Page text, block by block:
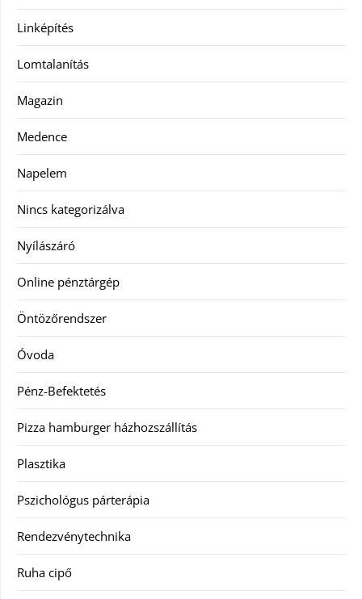
Linképítés
Lomtalanítás
Magazin
Medence
Napelem
Nincs kategorizálva
Nyílászáró
Online pénztárgép
Öntözőrendszer
Óvoda
Pénz-Befektetés
Pizza hamburger házhozszállítás
Plasztika
Pszichológus párterápia
Rendezvénytechnika
Ruha cipő